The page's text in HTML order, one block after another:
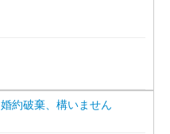
約破棄、構いません